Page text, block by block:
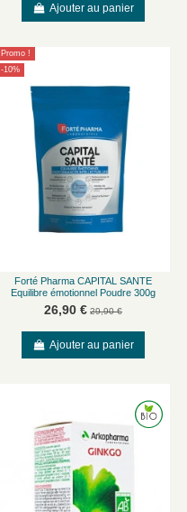
Ajouter au panier
Promo !
-10%
Forté Pharma CAPITAL SANTE
Equilibre émotionnel Poudre 300g
26,90 € 29,90 €
Ajouter au panier